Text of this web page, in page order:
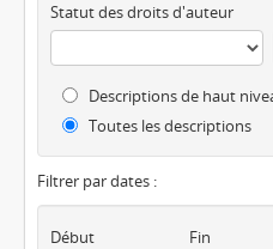
Statut des droits d'auteur
Descriptions de haut
Toutes les descriptions
Filtrer par dates :
Début Fin